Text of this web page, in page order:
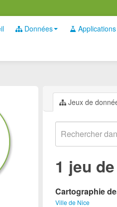
Données Applications
Jeux de
1 jeu
Cartographie
Ville de Nice